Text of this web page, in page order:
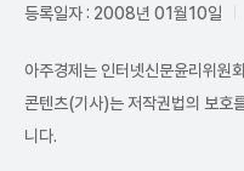
등록일자 : 2008년 01월10일
아주경제는 인터넷신문윤리위원
콘텐츠(기사)는 저작권법의 보호
니다.